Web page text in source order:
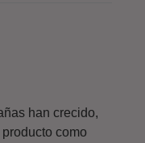
han crecido,
como